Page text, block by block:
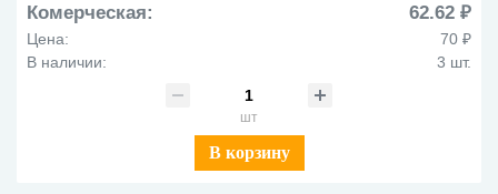
Комерческая: 62.62 ₽
Цена:
70 ₽
В наличии:
3 шт.
шт
В корзину